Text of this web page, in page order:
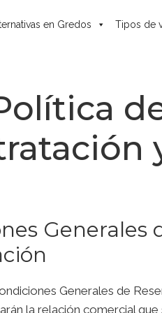
en Gredos Tipos de
Generales
Generales de
la relación comercial